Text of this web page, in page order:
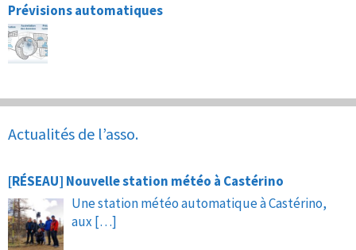
Prévisions automatiques
Actualités de l’asso.
[RÉSEAU] Nouvelle station météo à Castérino
Une station météo automatique à Castérino,
aux […]